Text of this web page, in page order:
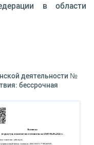
в об­ласти
деятельности №
бессрочная